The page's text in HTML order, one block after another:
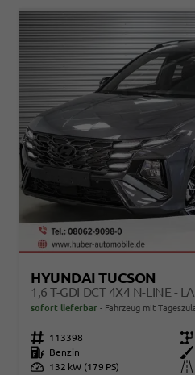
HYUNDAI TUCSON
1,6 T-GDI DCT 4X4 N-LINE -
sofort lieferbar Fahrzeug mit
Fahrzeugnr. 113398 Getriebe
Kraftstoff
Benzin Außenfarbe
Leistung
132 kW (179 PS) Kilometerstand